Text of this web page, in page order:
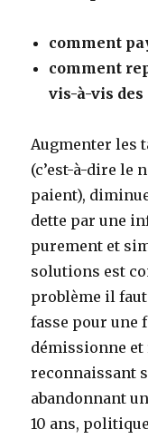
comment
comment
vis-à-vis des
Augmenter les
(c’est-à-dire le
paient),
dette par une
purement et
solutions est
problème il
fasse pour une
démissionne et
reconnaissant
abandonnant
10 ans,